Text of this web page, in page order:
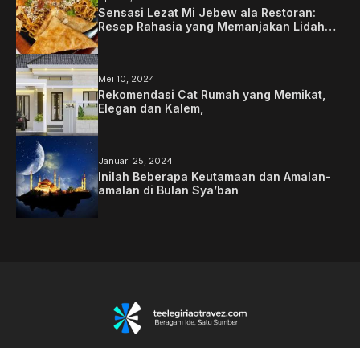
Sensasi Lezat Mi Jebew ala Restoran:
Resep Rahasia yang Memanjakan Lidah
Mei 10, 2024
Rekomendasi Cat Rumah yang Memikat,
Elegan dan Kalem,
Januari 25, 2024
Inilah Beberapa Keutamaan dan Amalan-
amalan di Bulan Sya’ban